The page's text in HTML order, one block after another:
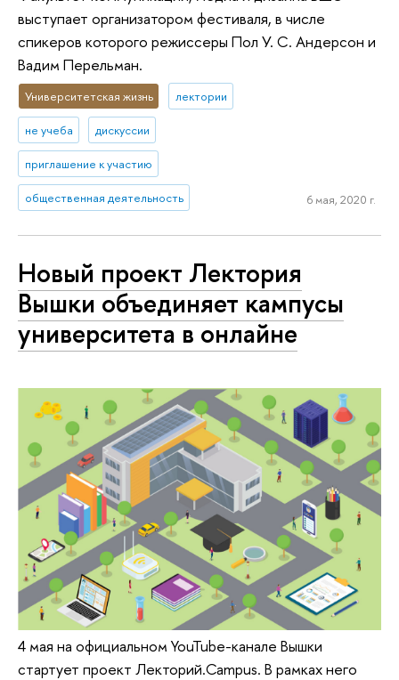
выступает организатором фестиваля, в числе
спикеров которого режиссеры Пол У. С. Андерсон и
Вадим Перельман.
Университетская жизнь лектории
не учеба дискуссии
приглашение к участию
общественная деятельность 6 мая, 2020 г.
Новый проект Лектория
Вышки объединяет кампусы
университета в онлайне
4 мая на официальном YouTube-канале Вышки
стартует проект Лекторий.Campus. В рамках него